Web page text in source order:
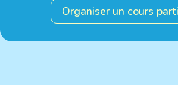
Organiser un cours